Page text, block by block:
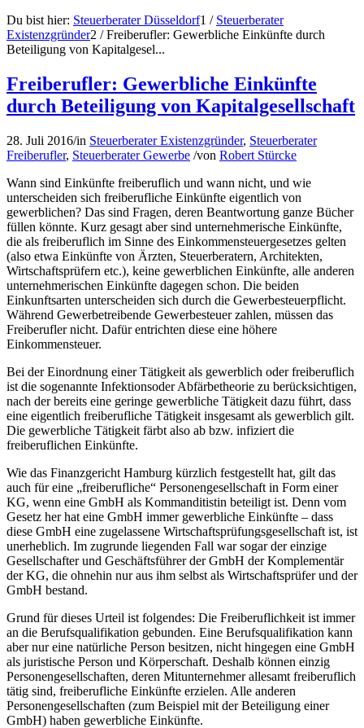
Du bist hier: Steuerberater Düsseldorf1 / Steuerberater
Existenzgründer2 / Freiberufler: Gewerbliche Einkünfte durch
Beteiligung von Kapitalgesel...
Freiberufler: Gewerbliche Einkünfte
durch Beteiligung von Kapitalgesellschaft
28. Juli 2016/in Steuerberater Existenzgründer, Steuerberater
Freiberufler, Steuerberater Gewerbe /von Robert Stürcke
Wann sind Einkünfte freiberuflich und wann nicht, und wie
unterscheiden sich freiberufliche Einkünfte eigentlich von
gewerblichen? Das sind Fragen, deren Beantwortung ganze Bücher
füllen könnte. Kurz gesagt aber sind unternehmerische Einkünfte,
die als freiberuflich im Sinne des Einkommensteuergesetzes gelten
(also etwa Einkünfte von Ärzten, Steuerberatern, Architekten,
Wirtschaftsprüfern etc.), keine gewerblichen Einkünfte, alle anderen
unternehmerischen Einkünfte dagegen schon. Die beiden
Einkunftsarten unterscheiden sich durch die Gewerbesteuerpflicht.
Während Gewerbetreibende Gewerbesteuer zahlen, müssen das
Freiberufler nicht. Dafür entrichten diese eine höhere
Einkommensteuer.
Bei der Einordnung einer Tätigkeit als gewerblich oder freiberuflich
ist die sogenannte Infektionsoder Abfärbetheorie zu berücksichtigen,
nach der bereits eine geringe gewerbliche Tätigkeit dazu führt, dass
eine eigentlich freiberufliche Tätigkeit insgesamt als gewerblich gilt.
Die gewerbliche Tätigkeit färbt also ab bzw. infiziert die
freiberuflichen Einkünfte.
Wie das Finanzgericht Hamburg kürzlich festgestellt hat, gilt das
auch für eine „freiberufliche“ Personengesellschaft in Form einer
KG, wenn eine GmbH als Kommanditistin beteiligt ist. Denn vom
Gesetz her hat eine GmbH immer gewerbliche Einkünfte – dass
diese GmbH eine zugelassene Wirtschaftsprüfungsgesellschaft ist, ist
unerheblich. Im zugrunde liegenden Fall war sogar der einzige
Gesellschafter und Geschäftsführer der GmbH der Komplementär
der KG, die ohnehin nur aus ihm selbst als Wirtschaftsprüfer und der
GmbH bestand.
Grund für dieses Urteil ist folgendes: Die Freiberuflichkeit ist immer
an die Berufsqualifikation gebunden. Eine Berufsqualifikation kann
aber nur eine natürliche Person besitzen, nicht hingegen eine GmbH
als juristische Person und Körperschaft. Deshalb können einzig
Personengesellschaften, deren Mitunternehmer allesamt freiberuflich
tätig sind, freiberufliche Einkünfte erzielen. Alle anderen
Personengesellschaften (zum Beispiel mit der Beteiligung einer
GmbH) haben gewerbliche Einkünfte.